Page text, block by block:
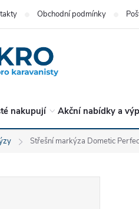
Obchodní podmínky
nakupují Akční nabídky a
Střešní markýza Dometic